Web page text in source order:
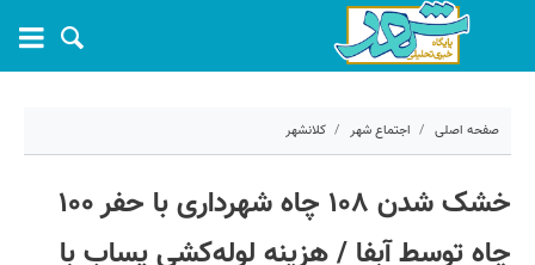
صفحه اصلی اجتماع شهر کلانشهر
خشک شدن ۱۰۸ چاه شهرداری با حفر ۱۰۰
چاه‌ توسط آبفا / هزینه‌ لوله‌کشی پساب با